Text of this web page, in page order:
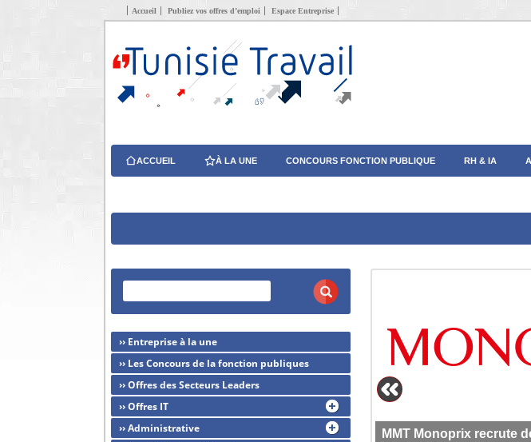
Accueil Publiez vos offres d’emploi Espace Entreprise
ACCUEIL À LA UNE CONCOURS FONCTION PUBLIQUE RH & IA
MMT Monoprix recrute
›› Entreprise à la une
›› Les Concours de la fonction publiques
›› Offres des Secteurs Leaders
›› Offres IT
›› Administrative